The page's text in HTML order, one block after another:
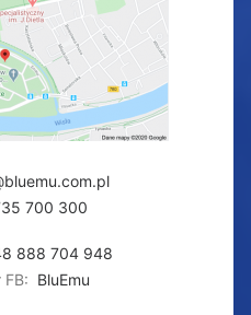
700 300
888 704 948
FB: BluEmu